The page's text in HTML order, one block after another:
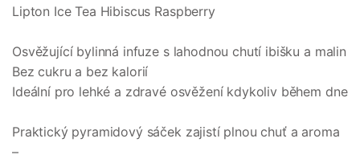
Lipton Ice Tea Hibiscus Raspberry
Osvěžující bylinná infuze s lahodnou chutí ibišku a malin
Bez cukru a bez kalorií
Ideální pro lehké a zdravé osvěžení kdykoliv během dne
Praktický pyramidový sáček zajistí plnou chuť a aroma
–